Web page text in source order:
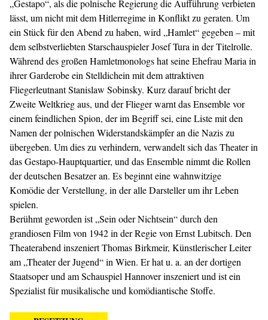
„Gestapo“, als die polnische ­Regierung die Aufführung verbieten
lässt, um nicht mit dem Hitlerregime in Konflikt zu geraten. Um
ein Stück für den Abend zu haben, wird „Hamlet“ ­gegeben – mit
dem selbstverliebten Starschauspieler Josef Tura in der Titelrolle.
Während des großen Hamletmonologs hat seine Ehefrau Maria in
ihrer Garde­robe ein Stelldichein mit dem attraktiven
Fliegerleutnant Stanislaw ­Sobinsky. Kurz darauf bricht der
Zweite Weltkrieg aus, und der Flieger warnt das Ensemble vor
einem feindlichen Spion, der im Begriff sei, eine Liste mit den
Namen der polnischen Widerstandskämpfer an die Nazis zu
übergeben. Um dies zu verhindern, verwandelt sich das Theater in
das Gestapo-Hauptquartier, und das ­Ensemble nimmt die Rollen
der deutschen Besatzer an. Es beginnt eine wahn­witzige
Komödie der Verstellung, in der alle Darsteller um ihr Leben
spielen.
Berühmt geworden ist „Sein oder Nichtsein“ durch den
grandiosen Film von 1942 in der Regie von Ernst Lubitsch. Den
Theaterabend inszeniert Thomas Birkmeir, Künstlerischer Leiter
am „Theater der Jugend“ in Wien. Er hat u. a. an der dortigen
Staatsoper und am Schauspiel Hannover inszeniert und ist ein
Spezialist für musikalische und komödiantische Stoffe.